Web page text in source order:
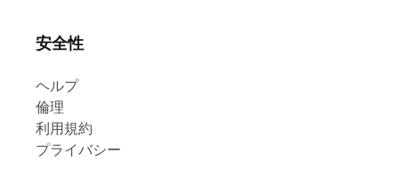
安全性
ヘルプ
倫理
利用規約
プライバシー